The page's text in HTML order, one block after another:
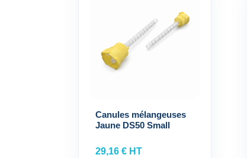
Canules mélangeuses
Jaune DS50 Small
29,16 € HT